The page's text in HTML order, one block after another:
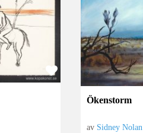
Ökenstorm
av Sidney Nolan